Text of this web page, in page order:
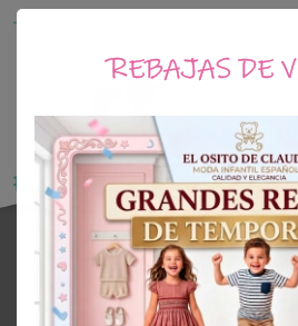
El Osito de Claudia
Tu tienda online de Moda Infantil
Outlet
OUTLET
REBAJAS DE